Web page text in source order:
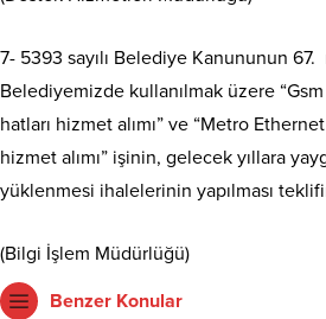
7- 5393 sayılı Belediye Kanununun
Belediyemizde kullanılmak üzere
hatları hizmet alımı” ve “Metro
hizmet alımı” işinin, gelecek yıllara
yüklenmesi ihalelerinin yapılması
(Bilgi İşlem Müdürlüğü)
Benzer Konular